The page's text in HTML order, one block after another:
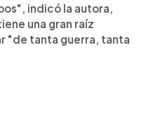
indicó la autora,
una gran raíz
"de tanta guerra, tanta